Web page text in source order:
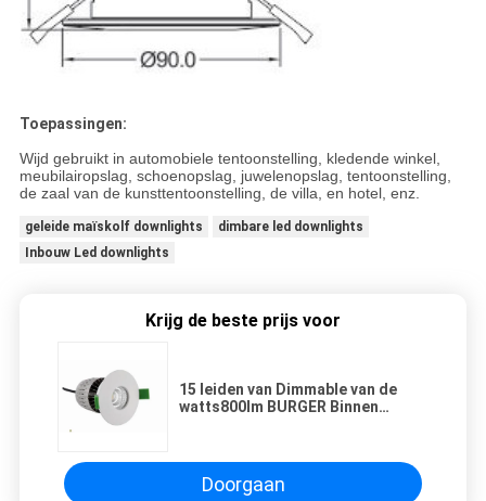
Toepassingen:
Wijd gebruikt in automobiele tentoonstelling, kledende winkel,
meubilairopslag, schoenopslag, juwelenopslag, tentoonstelling,
de zaal van de kunsttentoonstelling, de villa, en hotel, enz.
geleide maïskolf downlights
dimbare led downlights
Inbouw Led downlights
Krijg de beste prijs voor
15 leiden van Dimmable van de
watts800lm BURGER Binnen
Doorgaan